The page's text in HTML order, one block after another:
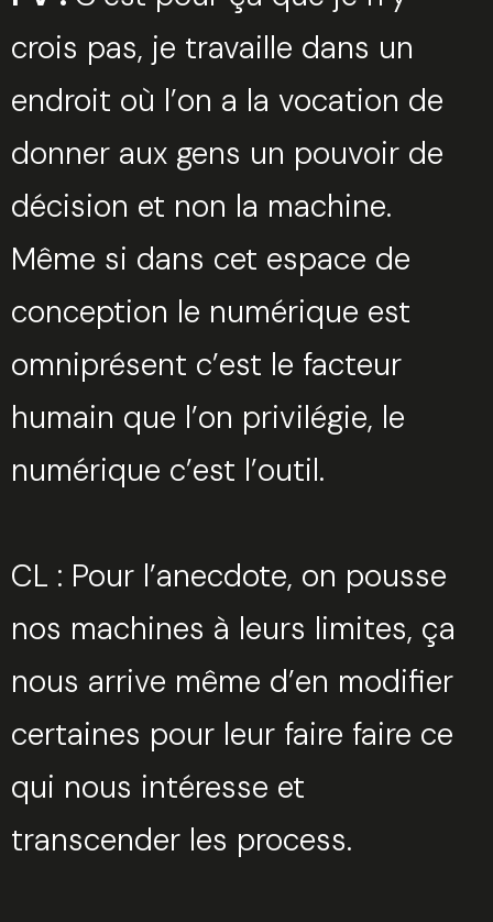
crois pas, je travaille dans un
endroit où l’on a la vocation de
donner aux gens un pouvoir de
décision et non la machine.
Même si dans cet espace de
conception le numérique est
omniprésent c’est le facteur
humain que l’on privilégie, le
numérique c’est l’outil.
CL : Pour l’anecdote, on pousse
nos machines à leurs limites, ça
nous arrive même d’en modifier
certaines pour leur faire faire ce
qui nous intéresse et
transcender les process.